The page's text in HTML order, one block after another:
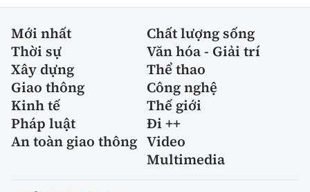
Mới nhất
Chất lượng sống
Thời sự
Văn hóa - Giải trí
Xây dựng
Thể thao
Giao thông
Công nghệ
Kinh tế
Thế giới
Pháp luật
Đi ++
An toàn giao thông Video
Multimedia